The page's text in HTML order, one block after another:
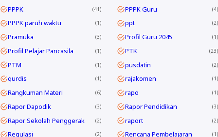
PPPK 41 PPPK Guru 4
PPPK paruh waktu 1 ppt 2
Pramuka 3 Profil Guru 2045 1
Profil Pelajar Pancasila 1 PTK 23
PTM 1 pusdatin 2
qurdis 1 rajakomen 1
Rangkuman Materi 6 rapo 1
Rapor Dapodik 3 Rapor Pendidikan 3
Rapor Sekolah Penggerak 2 raport 2
Regulasi 2 Rencana Pembelajaran 1